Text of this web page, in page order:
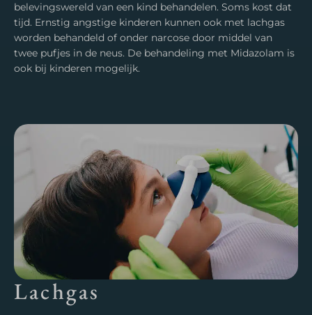
belevingswereld van een kind behandelen. Soms kost dat
tijd. Ernstig angstige kinderen kunnen ook met lachgas
worden behandeld of onder narcose door middel van
twee pufjes in de neus. De behandeling met Midazolam is
ook bij kinderen mogelijk.
Lachgas